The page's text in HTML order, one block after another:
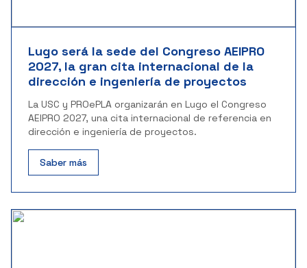
Lugo será la sede del Congreso AEIPRO
2027, la gran cita internacional de la
dirección e ingeniería de proyectos
La USC y PROePLA organizarán en Lugo el Congreso
AEIPRO 2027, una cita internacional de referencia en
dirección e ingeniería de proyectos.
Saber más